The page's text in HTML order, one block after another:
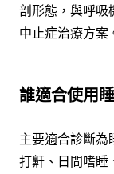
剖形態，與呼吸
中止症治療方案
誰適合使用
主要適合診斷為
打鼾、日間嗜睡